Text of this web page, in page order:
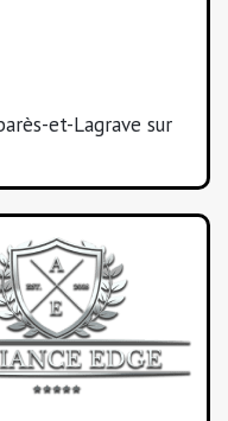
et-Lagrave sur